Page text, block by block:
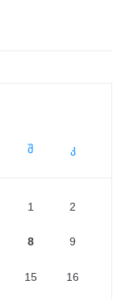
შ კ
1 2
8 9
15 16